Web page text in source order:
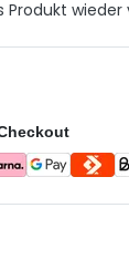
wieder